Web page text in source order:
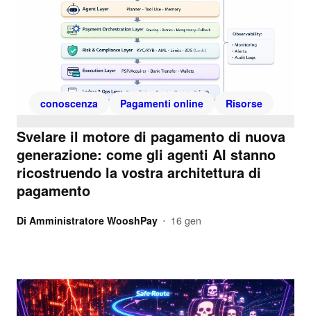
conoscenza Pagamenti online Risorse
Svelare il motore di pagamento di nuova
generazione: come gli agenti AI stanno
ricostruendo la vostra architettura di
pagamento
Di Amministratore WooshPay • 16 gen